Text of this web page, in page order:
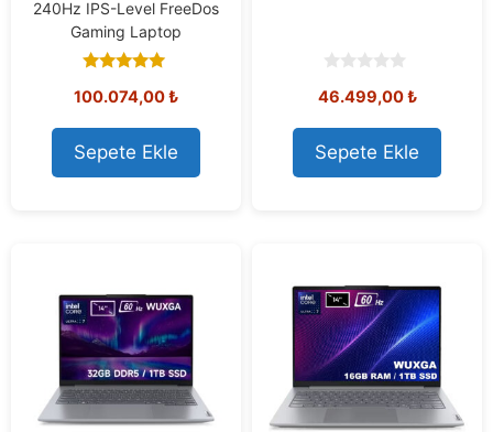
240Hz IPS-Level FreeDos
Gaming Laptop
out of 5
100.074,00₺
Sepete Ekle
o
t
o
f
5
46.499,00₺
Sepete Ekle